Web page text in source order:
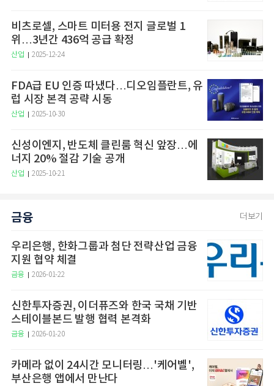
비츠로셀, 스마트 미터용 전지 글로벌 1
위…3년간 436억 공급 확정
산업 2025-12-24
FDA급 EU 인증 따냈다…디오임플란트, 유
럽 시장 본격 공략 시동
산업 2025-10-30
신성이엔지, 반도체 클린룸 혁신 앞장…에
너지 20% 절감 기술 공개
산업 2025-10-21
금융 더보기
우리은행, 한화그룹과 첨단 전략산업 금융
지원 협약 체결
금융 2026-01-22
신한투자증권, 이더퓨즈와 한국 국채 기반
스테이블본드 발행 협력 본격화
금융 2026-01-20
카메라 없이 24시간 모니터링…'케어벨',
부산은행 앱에서 만난다